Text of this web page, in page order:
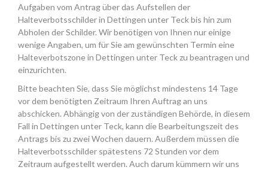
Aufgaben vom Antrag über das Aufstellen der
Halteverbotsschilder in Dettingen unter Teck bis hin zum
Abholen der Schilder. Wir benötigen von Ihnen nur einige
wenige Angaben, um für Sie am gewünschten Termin eine
Halteverbotszone in Dettingen unter Teck zu beantragen und
einzurichten.
Bitte beachten Sie, dass Sie möglichst mindestens 14 Tage
vor dem benötigten Zeitraum Ihren Auftrag an uns
abschicken. Abhängig von der zuständigen Behörde, in diesem
Fall in Dettingen unter Teck, kann die Bearbeitungszeit des
Antrags bis zu zwei Wochen dauern. Außerdem müssen die
Halteverbotsschilder spätestens 72 Stunden vor dem
Zeitraum aufgestellt werden. Auch darum kümmern wir uns